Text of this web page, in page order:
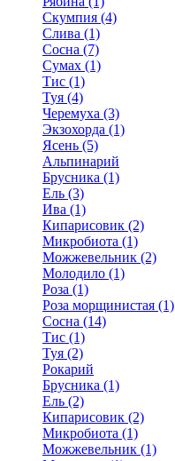
Скумпия (4)
Слива (1)
Сосна (7)
Сумах (1)
Тис (1)
Туя (4)
Черемуха (3)
Экзохорда (1)
Ясень (5)
Альпинарий
Брусника (1)
Ель (3)
Ива (1)
Кипарисовик (2)
Микробиота (1)
Можжевельник (2)
Молодило (1)
Роза (1)
Роза морщинистая (1)
Сосна (14)
Тис (1)
Туя (2)
Рокарий
Брусника (1)
Ель (2)
Кипарисовик (2)
Микробиота (1)
Можжевельник (1)